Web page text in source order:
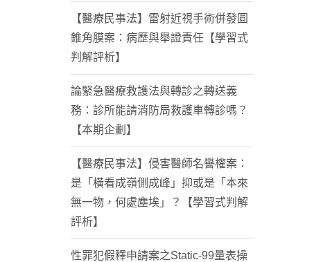
【醫療民事法】雷射近視手術併發圓
錐角膜案：病歷與舉證責任【學習式
判解評析】
論緊急醫療救護法與轉診之轉送義
務：診所能請消防局救護車轉診嗎？
【本期企劃】
【醫療民事法】侵害醫師名譽權案：
是「橫看成嶺側成峰」抑或是「本來
無一物，何處塵埃」？【學習式判解
評析】
性罪犯假釋申請案之Static-99量表操